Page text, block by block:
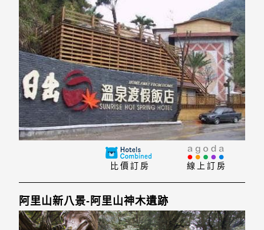
線上訂房
比價訂房
阿里山新八景-阿里山神木遺跡